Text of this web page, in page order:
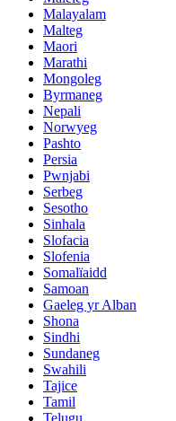
Malayalam
Malteg
Maori
Marathi
Mongoleg
Byrmaneg
Nepali
Norwyeg
Pashto
Persia
Pwnjabi
Serbeg
Sesotho
Sinhala
Slofacia
Slofenia
Somalïaidd
Samoan
Gaeleg yr Alban
Shona
Sindhi
Sundaneg
Swahili
Tajice
Tamil